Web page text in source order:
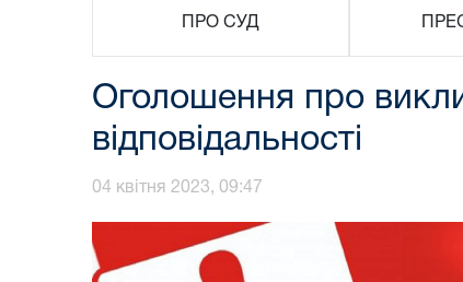
ПРО СУД
Оголошення про
відповідальності
04 квітня 2023, 09:47